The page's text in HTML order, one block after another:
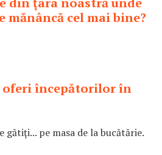
mănâncă cel mai bine?
oferi începătorilor în
pe masa de la bucătărie.